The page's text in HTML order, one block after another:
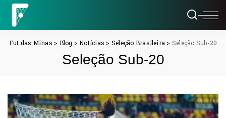
Fut das Minas > Blog >Notícias > Seleção Brasileira > Seleção Sub-20
Seleção Sub-20